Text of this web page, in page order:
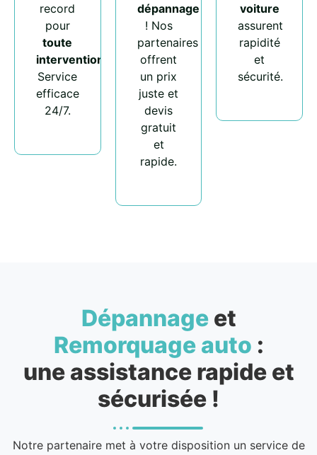
record
pour
toute
intervention
Service
efficace
24/7.
dépannage
! Nos
partenaires
offrent
un prix
juste et
devis
gratuit
et
rapide.
voiture
assurent
rapidité
et
sécurité.
Dépannageet
Remorquage auto :
une assistance rapide et
sécurisée !
Notre partenaire met à votre disposition un service de